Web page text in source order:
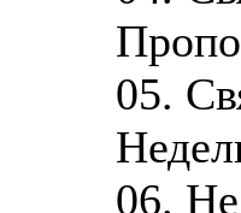
05.
06.